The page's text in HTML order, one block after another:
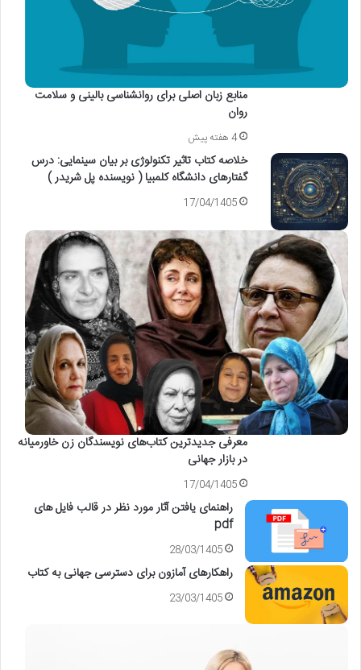
منابع زبان اصلی برای روانشناسی بالینی و سلامت
روان
4 هفته پیش
خلاصه کتاب تاثیر تکنولوژی بر بیان سینمایی: درس
گفتارهای دانشگاه کلمبیا ( نویسنده پل شریدر )
17/04/1405
معرفی جدیدترین کتاب‌های نویسندگان زن خاورمیانه
در بازار جهانی
17/04/1405
راهنمای یافتن آثار مورد نظر در قالب فایل های
pdf
28/03/1405
راهکارهای آمازون برای دسترسی جهانی به کتاب
23/03/1405